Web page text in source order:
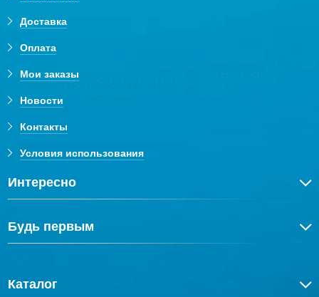
Доставка
Оплата
Мои заказы
Новости
Контакты
Условия использования
Интересно
Будь первым
Каталог